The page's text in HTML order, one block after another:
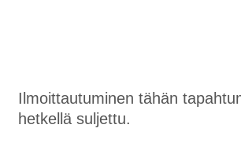
Ilmoittautuminen tähän
hetkellä suljettu.